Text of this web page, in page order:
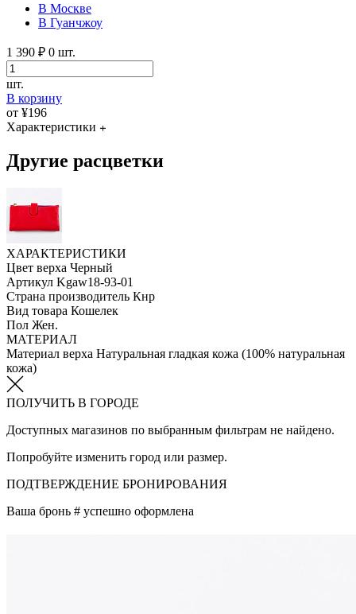
В Москве
В Гуанчжоу
1 390 ₽ 0 шт.
шт.
В корзину
от ¥196
Характеристики
Другие расцветки
ХАРАКТЕРИСТИКИ
Цвет верха Черный
Артикул Kgaw18-93-01
Страна производитель Кнр
Вид товара Кошелек
Пол Жен.
МАТЕРИАЛ
Материал верха Натуральная гладкая кожа (100% натуральная
кожа)
ПОЛУЧИТЬ В ГОРОДЕ
Доступных магазинов по выбранным фильтрам не найдено.
Попробуйте изменить город или размер.
ПОДТВЕРЖДЕНИЕ БРОНИРОВАНИЯ
Ваша бронь # успешно оформлена